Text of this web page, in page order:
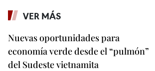
VER MÁS
Nuevas oportunidades para
economía verde desde el “pulmón”
del Sudeste vietnamita